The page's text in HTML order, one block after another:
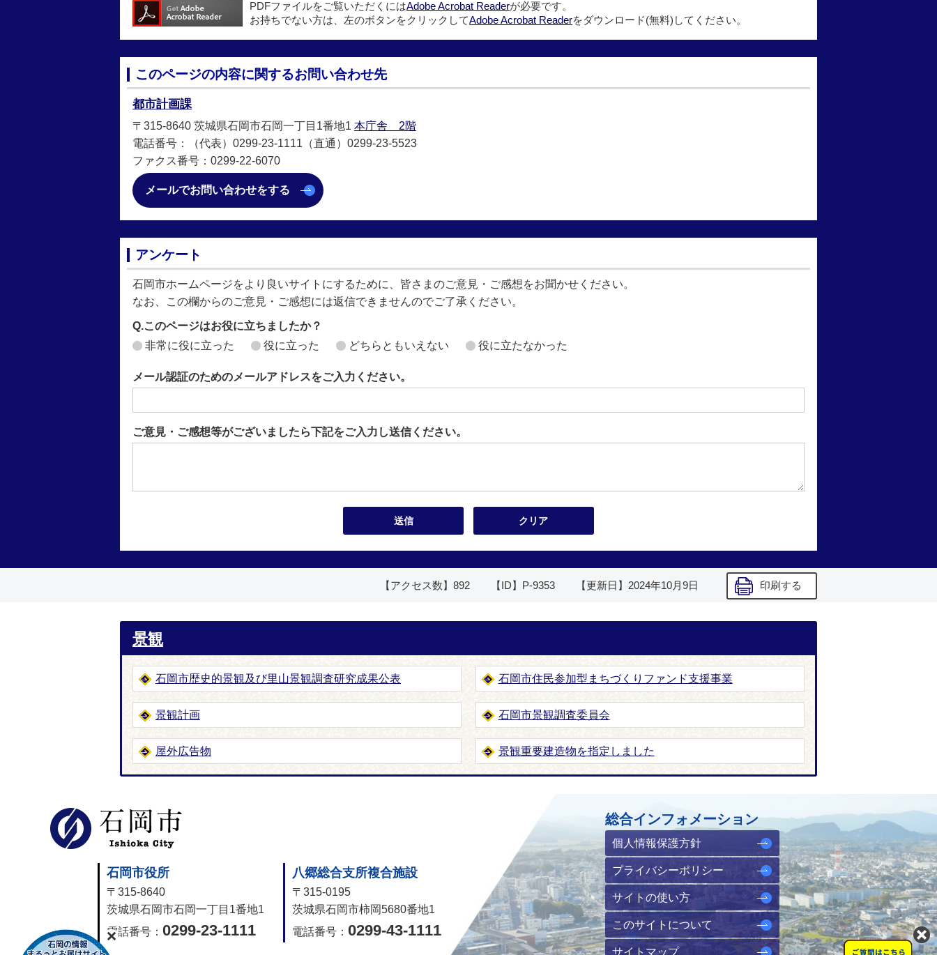
PDFファイルをご覧いただくにはAdobe Acrobat Readerが必要です。
お持ちでない方は、左のボタンをクリックしてAdobe Acrobat Readerをダウンロード(無料)してください。
このページの内容に関するお問い合わせ先
都市計画課
〒315-8640 茨城県石岡市石岡一丁目1番地1 本庁舎 2階
電話番号：（代表）0299-23-1111（直通）0299-23-5523
ファクス番号：0299-22-6070
メールでお問い合わせをする
アンケート
石岡市ホームページをより良いサイトにするために、皆さまのご意見・ご感想をお聞かせください。
なお、この欄からのご意見・ご感想には返信できませんのでご了承ください。
Q.このページはお役に立ちましたか？
非常に役に立った
役に立った どちらともいえない 役に立たなかった
メール認証のためのメールアドレスをご入力ください。
ご意見・ご感想等がございましたら下記をご入力し送信ください。
【アクセス数】 892 【ID】 P-9353 【更新日】 2024年10月9日 印刷する
景観
石岡市歴史的景観及び里山景観調査研究成果公表 石岡市住民参加型まちづくりファンド支援事業
景観計画 石岡市景観調査委員会
屋外広告物 景観重要建造物を指定しました
石岡市役所
〒315-8640
茨城県石岡市石岡一丁目1番地1
電話番号： 0299-23-1111
八郷総合支所複合施設
〒315-0195
茨城県石岡市柿岡5680番地1
電話番号： 0299-43-1111
総合インフォメーション
個人情報保護方針
プライバシーポリシー
サイトの使い方
このサイトについて
サイトマップ